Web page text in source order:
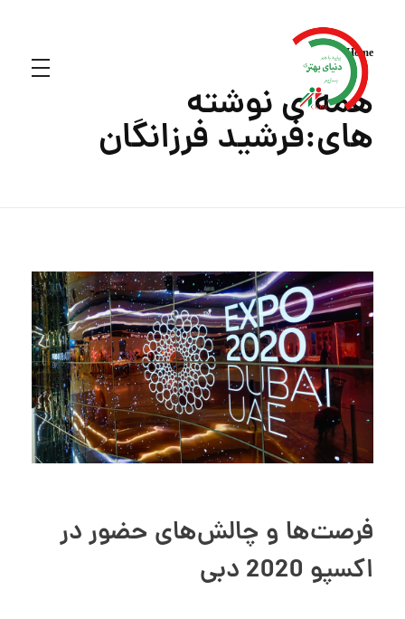
Home
همه ی نوشته
های:فرشید فرزانگان
فرصت‌ها و چالش‌های حضور در
اکسپو 2020 دبی